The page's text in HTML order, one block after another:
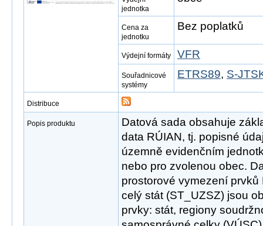
jednotka
Cena za
jednotku
Bez poplatků
Výdejní formáty VFR
Souřadnicové
systémy
ETRS89, S-
Distribuce
Popis produktu
Datová sada obsahuje
data RÚIAN, tj. popisné
územně evidenčním
nebo pro zvolenou obec.
prostorové vymezení prvků
celý stát (ST_UZSZ) jsou
prvky: stát, regiony